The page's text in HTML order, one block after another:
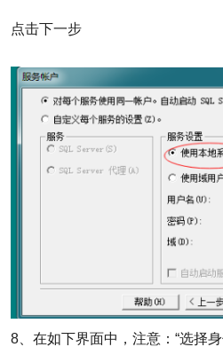
点击下一步
8、在如下界面中，注意：“选择